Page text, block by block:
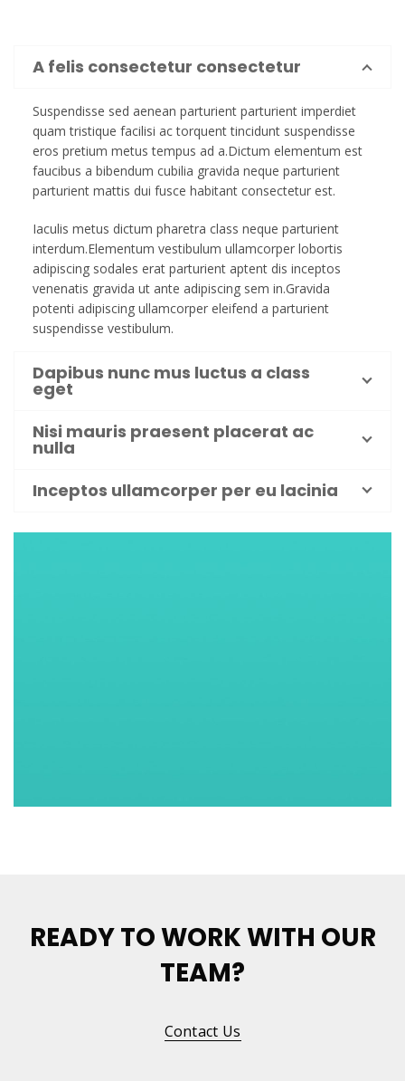
A felis consectetur consectetur
Suspendisse sed aenean parturient parturient imperdiet
quam tristique facilisi ac torquent tincidunt suspendisse
eros pretium metus tempus ad a.Dictum elementum est
faucibus a bibendum cubilia gravida neque parturient
parturient mattis dui fusce habitant consectetur est.
Iaculis metus dictum pharetra class neque parturient
interdum.Elementum vestibulum ullamcorper lobortis
adipiscing sodales erat parturient aptent dis inceptos
venenatis gravida ut ante adipiscing sem in.Gravida
potenti adipiscing ullamcorper eleifend a parturient
suspendisse vestibulum.
Dapibus nunc mus luctus a class
eget
Nisi mauris praesent placerat ac
nulla
Inceptos ullamcorper per eu lacinia
READY TO WORK WITH OUR
TEAM?
Contact Us